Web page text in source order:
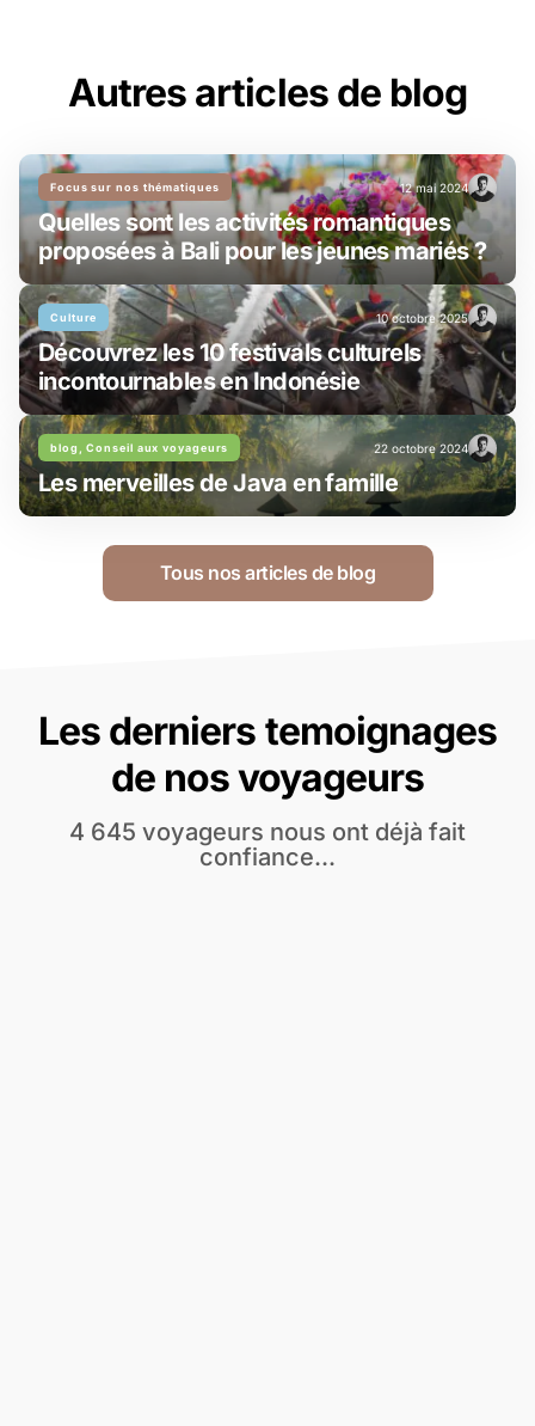
Autres articles de blog
Focus sur nos thématiques
Quelles sont les activités romantiques
proposées à Bali pour les jeunes mariés ?
12 mai 2024
Culture
Découvrez les 10 festivals culturels
incontournables en Indonésie
10 octobre 2025
blog, Conseil aux voyageurs
Les merveilles de Java en famille
22 octobre 2024
Tous nos articles de blog
Les derniers temoignages
de nos voyageurs
4 645 voyageurs nous ont déjà fait
confiance...